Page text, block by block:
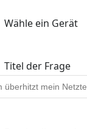
Wähle ein Gerät
Titel der Frage